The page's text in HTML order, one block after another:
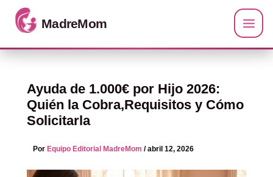
Ir al contenido
Ayuda de 1.000€ por Hijo 2026:
Quién la Cobra,Requisitos y Cómo
Solicitarla
Por Equipo Editorial MadreMom /abril 12, 2026